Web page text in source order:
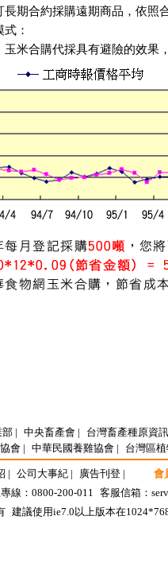
長期合約採購遠期商品，依照
：
玉米合購代採具有避險的效果
部 | 中央畜產會 |
台灣畜產種原資
會 | 中華民國養雞協會 | 台灣區
| 公司大事紀 | 廣告刊登 |
會
線：0800-200-011 客服信箱：
建議使用ie7.0以上版本在